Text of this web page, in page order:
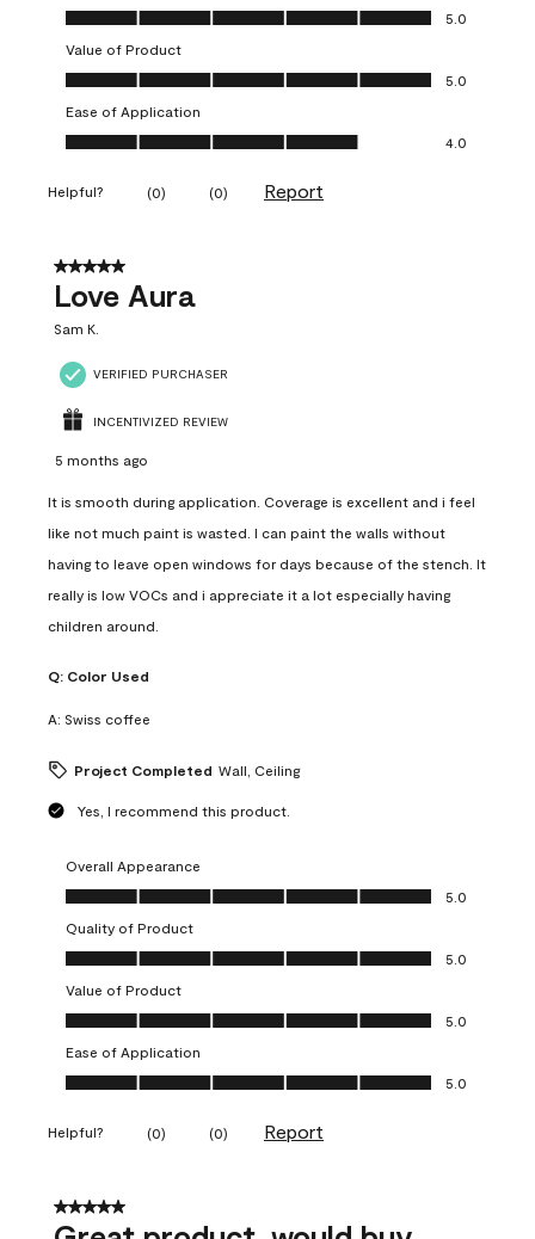
Quality of Product, 5.0 out of 5
5.0
Value of Product
Value of Product, 5.0 out of 5
5.0
Ease of Application
Ease of Application, 4.0 out of 5
4.0
Helpful? (0) (0) Report
5 out of 5 stars.
Love Aura
Sam K.
VERIFIED PURCHASER
INCENTIVIZED REVIEW
5 months ago
It is smooth during application. Coverage is excellent and i feel
like not much paint is wasted. I can paint the walls without
having to leave open windows for days because of the stench. It
really is low VOCs and i appreciate it a lot especially having
children around.
Q: Color Used
A: Swiss coffee
Project Completed Wall, Ceiling
Yes, I recommend this product.
Overall Appearance
Overall Appearance, 5.0 out of 5
5.0
Quality of Product
Quality of Product, 5.0 out of 5
5.0
Value of Product
Value of Product, 5.0 out of 5
5.0
Ease of Application
Ease of Application, 5.0 out of 5
5.0
Helpful? (0) (0) Report
5 out of 5 stars.